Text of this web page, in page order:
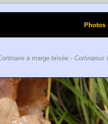
à marge brisée - Cortinarius